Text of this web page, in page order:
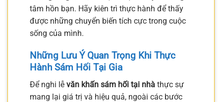
tâm hồn bạn. Hãy kiên trì thực hành để thấy
được những chuyển biến tích cực trong cuộc
sống của mình.
Những Lưu Ý Quan Trọng Khi Thực
Hành Sám Hối Tại Gia
Để nghi lễ văn khấn sám hối tại nhà thực sự
mang lại giá trị và hiệu quả, ngoài các bước